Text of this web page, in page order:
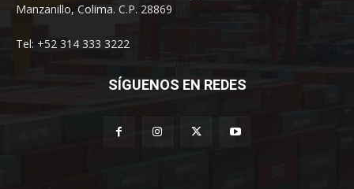
Manzanillo, Colima. C.P. 28869
Tel: +52 314 333 3222
SÍGUENOS EN REDES